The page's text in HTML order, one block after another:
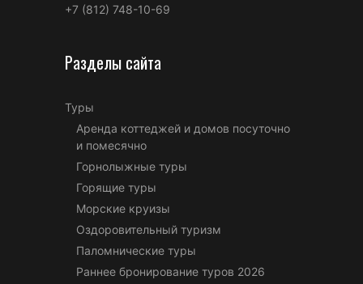
+7 (812) 748-10-69
Разделы сайта
Туры
Аренда коттеджей и домов посуточно
и помесячно
Горнолыжные туры
Горящие туры
Морские круизы
Оздоровительный туризм
Паломнические туры
Раннее бронирование туров 2026